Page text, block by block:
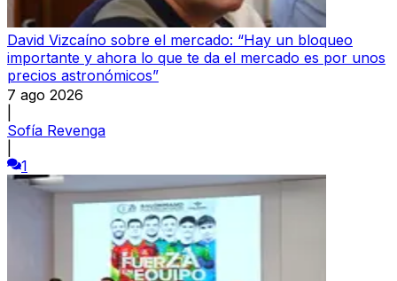
David Vizcaíno sobre el mercado: “Hay un bloqueo
importante y ahora lo que te da el mercado es por unos
precios astronómicos”
7 ago 2026
Sofía Revenga
1